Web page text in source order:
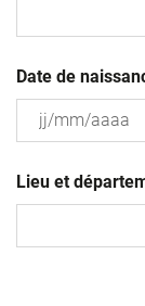
Date de
slash
MM
Lieu et